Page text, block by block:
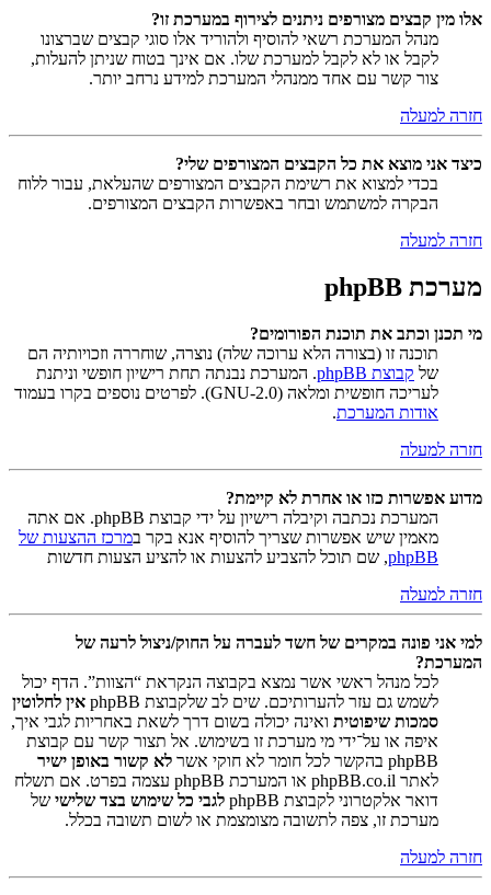
אלו מין קבצים מצורפים ניתנים לצירוף במערכת זו?
מנהל המערכת רשאי להוסיף ולהוריד אלו סוגי קבצים שברצונו
לקבל או לא לקבל למערכת שלו. אם אינך בטוח שניתן להעלות,
צור קשר עם אחד ממנהלי המערכת למידע נרחב יותר.
חזרה למעלה
כיצד אני מוצא את כל הקבצים המצורפים שלי?
בכדי למצוא את רשימת הקבצים המצורפים שהעלאת, עבור ללוח
הבקרה למשתמש ובחר באפשרות הקבצים המצורפים.
חזרה למעלה
מערכת phpBB
מי תכנן וכתב את תוכנת הפורומים?
תוכנה זו (בצורה הלא ערוכה שלה) נוצרה, שוחררה וזכויותיה הם
של קבוצת phpBB
. המערכת נבנתה תחת רישיון חופשי וניתנת
לעריכה חופשית ומלאה (GNU-2.0). לפרטים נוספים בקרו בעמוד
אודות המערכת.
חזרה למעלה
מדוע אפשרות כזו או אחרת לא קיימת?
המערכת נכתבה וקיבלה רישיון על ידי קבוצת phpBB. אם אתה
מאמין שיש אפשרות שצריך להוסיף אנא בקר במרכז ההצעות של
phpBB, שם תוכל להצביע להצעות או להציע הצעות חדשות
חזרה למעלה
למי אני פונה במקרים של חשד לעברה על החוק/ניצול לרעה של
המערכת?
לכל מנהל ראשי אשר נמצא בקבוצה הנקראת “הצוות”. הדף יכול
לשמש גם עזר להערותיכם. שים לב שלקבוצת phpBB
אין לחלוטין
סמכות שיפוטית ואינה יכולה בשום דרך לשאת באחריות לגבי איך,
איפה או על־ידי מי מערכת זו בשימוש. אל תצור קשר עם קבוצת
phpBB בהקשר לכל חומר לא חוקי אשר
לא קשור באופן ישיר
לאתר phpBB.co.il או המערכת phpBB עצמה בפרט. אם תשלח
דואר אלקטרוני לקבוצת phpBB
לגבי כל שימוש בצד שלישי של
מערכת זו, צפה לתשובה מצומצמת או לשום תשובה בכלל.
חזרה למעלה